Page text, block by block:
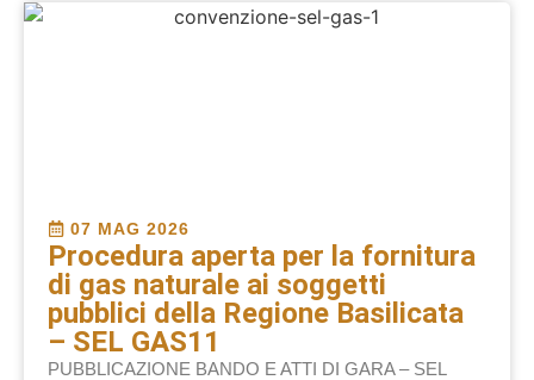
07 MAG 2026
Procedura aperta per la fornitura
di gas naturale ai soggetti
pubblici della Regione Basilicata
– SEL GAS11
PUBBLICAZIONE BANDO E ATTI DI GARA – SEL